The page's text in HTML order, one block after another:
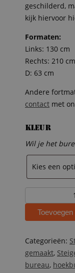
geschilderd,
kijk hiervoor
Formaten:
Links: 130 cm
Rechts: 210 cm
D: 63 cm
Andere
contact met
Kleur
Wil je het
hoekbureau
Categorieën:
gemaakt,
bureau,